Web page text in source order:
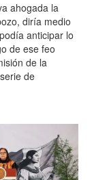
ahogada la
diría medio
anticipar lo
de ese feo
de la
de